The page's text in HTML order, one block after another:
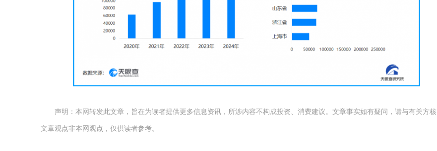
声明：本网转发此文章，旨在为读者提供更多信息资讯，所涉内容不构成投资、消费建议。文章事实如有疑问，请与有关方核
文章观点非本网观点，仅供读者参考。